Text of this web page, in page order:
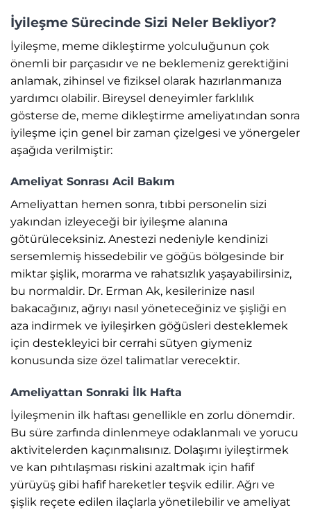
İyileşme Sürecinde Sizi Neler Bekliyor?
İyileşme, meme dikleştirme yolculuğunun çok
önemli bir parçasıdır ve ne beklemeniz gerektiğini
anlamak, zihinsel ve fiziksel olarak hazırlanmanıza
yardımcı olabilir. Bireysel deneyimler farklılık
gösterse de, meme dikleştirme ameliyatından sonra
iyileşme için genel bir zaman çizelgesi ve yönergeler
aşağıda verilmiştir:
Ameliyat Sonrası Acil Bakım
Ameliyattan hemen sonra, tıbbi personelin sizi
yakından izleyeceği bir iyileşme alanına
götürüleceksiniz. Anestezi nedeniyle kendinizi
sersemlemiş hissedebilir ve göğüs bölgesinde bir
miktar şişlik, morarma ve rahatsızlık yaşayabilirsiniz,
bu normaldir. Dr. Erman Ak, kesilerinize nasıl
bakacağınız, ağrıyı nasıl yöneteceğiniz ve şişliği en
aza indirmek ve iyileşirken göğüsleri desteklemek
için destekleyici bir cerrahi sütyen giymeniz
konusunda size özel talimatlar verecektir.
Ameliyattan Sonraki İlk Hafta
İyileşmenin ilk haftası genellikle en zorlu dönemdir.
Bu süre zarfında dinlenmeye odaklanmalı ve yorucu
aktivitelerden kaçınmalısınız. Dolaşımı iyileştirmek
ve kan pıhtılaşması riskini azaltmak için hafif
yürüyüş gibi hafif hareketler teşvik edilir. Ağrı ve
şişlik reçete edilen ilaçlarla yönetilebilir ve ameliyat